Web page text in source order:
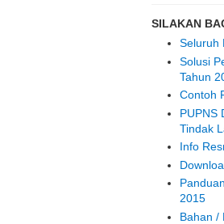
SILAKAN
Seluruh
Solusi
Tahun
Contoh
PUPNS
Tindak
Info
2015
Bahan /